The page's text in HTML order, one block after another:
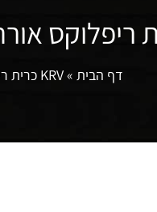
דף הבית »KRV כרית ריפלוקס אורתופדית ויסקו או לטקס Camp David